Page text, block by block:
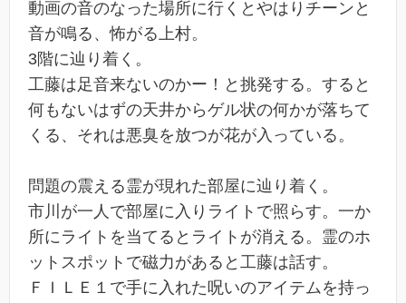
動画の音のなった場所に行くとやはりチーンと
音が鳴る、怖がる上村。
3階に辿り着く。
工藤は足音来ないのかー！と挑発する。すると
何もないはずの天井からゲル状の何かが落ちて
くる、それは悪臭を放つが花が入っている。
問題の震える霊が現れた部屋に辿り着く。
市川が一人で部屋に入りライトで照らす。一か
所にライトを当てるとライトが消える。霊のホ
ットスポットで磁力があると工藤は話す。
ＦＩＬＥ１で手に入れた呪いのアイテムを持っ